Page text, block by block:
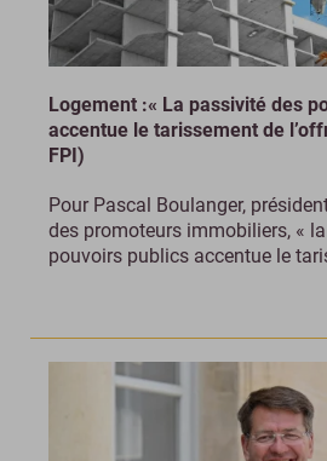
Logement :« La passivité des
accentue le tarissement de
FPI)
Pour Pascal Boulanger,
des promoteurs immobiliers, «
pouvoirs publics accentue le